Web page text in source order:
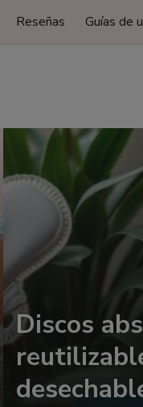
Reseñas Guías de
Discos